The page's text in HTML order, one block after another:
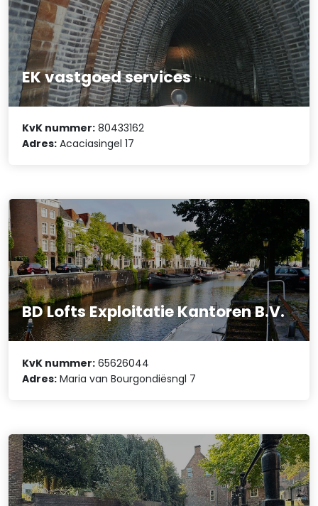
EK vastgoed services
KvK nummer: 80433162
Adres: Acaciasingel 17
BD Lofts Exploitatie Kantoren B.V.
KvK nummer: 65626044
Adres: Maria van Bourgondiësngl 7